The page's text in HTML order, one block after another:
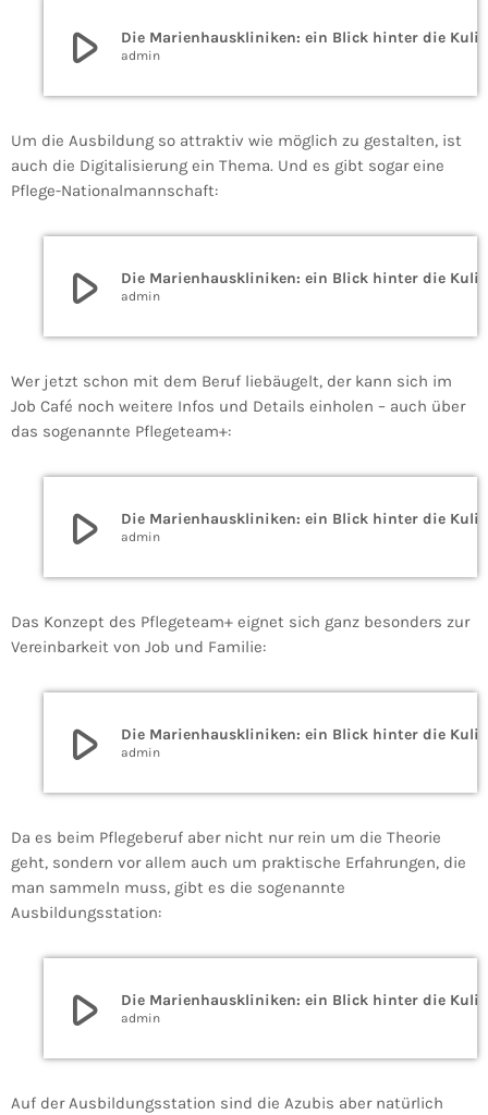
play_arrow admin
Um die Ausbildung so attraktiv wie möglich zu gestalten, ist
auch die Digitalisierung ein Thema. Und es gibt sogar eine
Pflege-Nationalmannschaft:
play_arrow admin
Wer jetzt schon mit dem Beruf liebäugelt, der kann sich im
Job Café noch weitere Infos und Details einholen – auch über
das sogenannte Pflegeteam+:
play_arrow admin
Das Konzept des Pflegeteam+ eignet sich ganz besonders zur
Vereinbarkeit von Job und Familie:
play_arrow admin
Da es beim Pflegeberuf aber nicht nur rein um die Theorie
geht, sondern vor allem auch um praktische Erfahrungen, die
man sammeln muss, gibt es die sogenannte
Ausbildungsstation:
play_arrow admin
Auf der Ausbildungsstation sind die Azubis aber natürlich